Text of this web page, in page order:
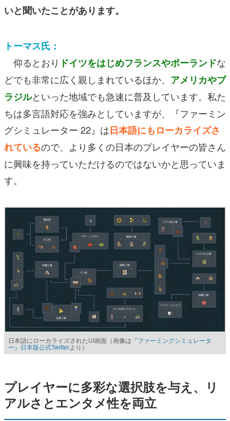
いと聞いたことがあります。
トーマス氏：
仰るとおり ドイツをはじめフランスやポーランドな
どでも非常に広く親しまれているほか、 アメリカやブ
ラジルといった地域でも急速に普及しています。私た
ちは多言語対応を強みとしていますが、『ファーミン
グシミュレーター 22』は日本語にもローカライズさ
れているので、より多くの日本のプレイヤーの皆さん
に興味を持っていただけるのではないかと思っていま
す。
日本語にローカライズされたUI画面（画像は 『ファーミングシミュレータ
ー』日本版公式Twitterより）
プレイヤーに多彩な選択肢を与え、リ
アルさとエンタメ性を両立